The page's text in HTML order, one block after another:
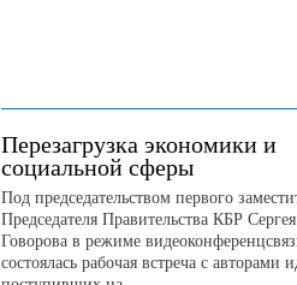
Перезагрузка экономики и
социальной сферы
Под председательством первого
Председателя Правительства КБР Сергея
Говорова в режиме
состоялась рабочая встреча с авторами